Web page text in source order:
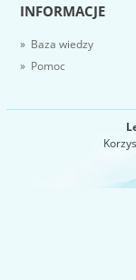
INFORMACJE
» Baza wiedzy
» Pomoc